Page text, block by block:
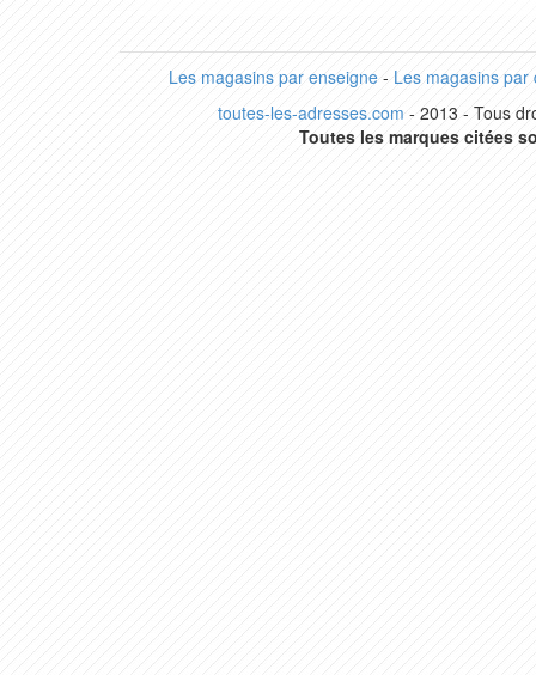
Les magasins par enseigne- Les magasins par
toutes-les-adresses.com - 2013 - Tous
Toutes les marques citées